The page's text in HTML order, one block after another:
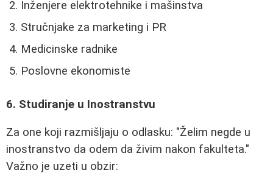
Inženjere elektrotehnike i mašinstva
Stručnjake za marketing i PR
Medicinske radnike
Poslovne ekonomiste
6. Studiranje u Inostranstvu
Za one koji razmišljaju o odlasku: "Želim negde u
inostranstvo da odem da živim nakon fakulteta."
Važno je uzeti u obzir: